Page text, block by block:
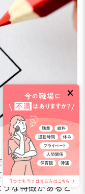
でなく「子ども
の姿勢」も重視さ
な特徴があると